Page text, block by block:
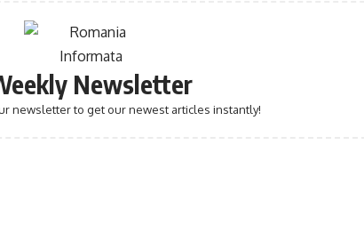
Newsletter
newsletter to get our newest articles instantly!